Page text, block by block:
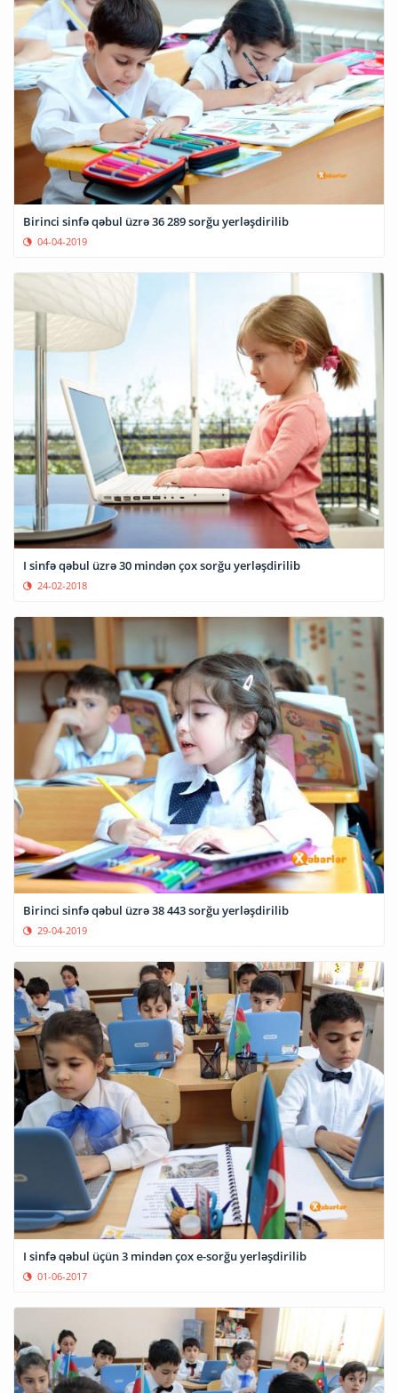
Birinci sinfə qəbul üzrə 36 289 sorğu yerləşdirilib
04-04-2019
I sinfə qəbul üzrə 30 mindən çox sorğu yerləşdirilib
24-02-2018
Birinci sinfə qəbul üzrə 38 443 sorğu yerləşdirilib
29-04-2019
I sinfə qəbul üçün 3 mindən çox e-sorğu yerləşdirilib
01-06-2017